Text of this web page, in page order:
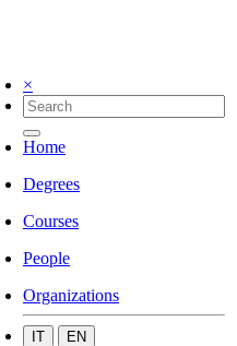
×
Home
Degrees
Courses
People
Organizations
IT EN